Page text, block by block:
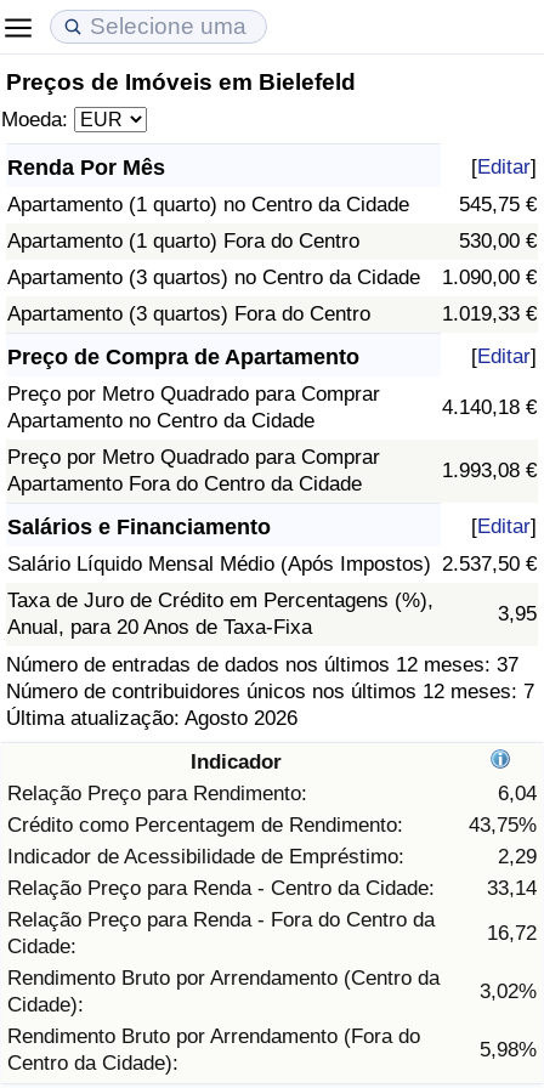
Preços de Imóveis em Bielefeld
Moeda:
Renda Por Mês [Editar]
Apartamento (1 quarto) no Centro da Cidade
545,75 €
Apartamento (1 quarto) Fora do Centro
530,00 €
Apartamento (3 quartos) no Centro da Cidade
1.090,00 €
Apartamento (3 quartos) Fora do Centro
1.019,33 €
Preço de Compra de Apartamento [Editar]
Preço por Metro Quadrado para Comprar
Apartamento no Centro da Cidade
4.140,18 €
Preço por Metro Quadrado para Comprar
Apartamento Fora do Centro da Cidade
1.993,08 €
Salários e Financiamento [Editar]
Salário Líquido Mensal Médio (Após Impostos) 2.537,50 €
Taxa de Juro de Crédito em Percentagens (%),
Anual, para 20 Anos de Taxa-Fixa
3,95
Número de entradas de dados nos últimos 12 meses: 37
Número de contribuidores únicos nos últimos 12 meses: 7
Última atualização: Agosto 2026
Indicador
Relação Preço para Rendimento:
6,04
Crédito como Percentagem de Rendimento:
43,75%
Indicador de Acessibilidade de Empréstimo:
2,29
Relação Preço para Renda - Centro da Cidade:
33,14
Relação Preço para Renda - Fora do Centro da
Cidade:
16,72
Rendimento Bruto por Arrendamento (Centro da
Cidade):
3,02%
Rendimento Bruto por Arrendamento (Fora do
Centro da Cidade):
5,98%
Custo de Vida
Indicador de Custo de Vida (Atual)
Indicador de Custo de Vida
Indicador de Custo de Vida Por País
Preços de Imóveis
Indicador de Preços de Imóveis (Atual)
Indicador de Preços de Imóveis
Indicador de Preços de Imóveis por País
Qualidade de Vida
Indicador de Qualidade de Vida
Indicador de Qualidade de Vida (Atual)
Índice de qualidade de vida por país
Taxa do Indicador de Crime (Atual)
Indicador de Crime
Índice de criminalidade por país
Saúde
Indicador de Saúde
Indicador de Saúde por País
Poluição
Indicador de Poluição (Atual)
Índice de poluição
Indicador de Poluição por País